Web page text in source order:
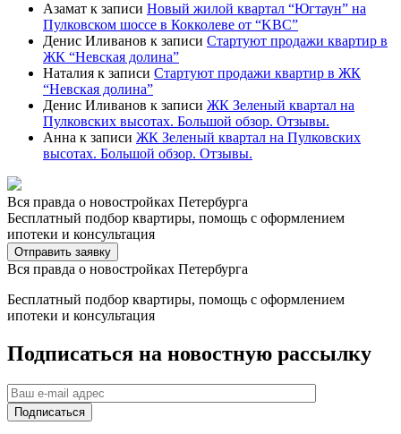
Азамат к записи Новый жилой квартал “Югтаун” на
Пулковском шоссе в Кокколеве от “KBC”
Денис Иливанов к записи Стартуют продажи квартир в
ЖК “Невская долина”
Наталия к записи Стартуют продажи квартир в ЖК
“Невская долина”
Денис Иливанов к записи ЖК Зеленый квартал на
Пулковских высотах. Большой обзор. Отзывы.
Анна к записи ЖК Зеленый квартал на Пулковских
высотах. Большой обзор. Отзывы.
Вся правда о новостройках Петербурга
Бесплатный подбор квартиры, помощь с оформлением
ипотеки и консультация
Отправить заявку
Вся правда о новостройках Петербурга
Бесплатный подбор квартиры, помощь с оформлением
ипотеки и консультация
Подписаться на новостную рассылку